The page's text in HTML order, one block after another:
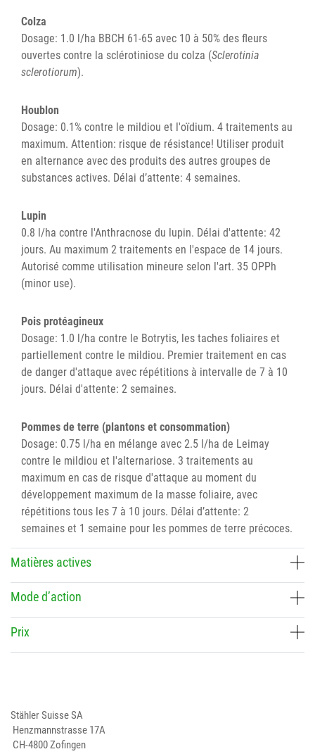
Colza
Dosage: 1.0 l/ha BBCH 61-65 avec 10 à 50% des fleurs
ouvertes contre la sclérotiniose du colza (Sclerotinia
sclerotiorum).
Houblon
Dosage: 0.1% contre le mildiou et l'oïdium. 4 traitements au
maximum. Attention: risque de résistance! Utiliser produit
en alternance avec des produits des autres groupes de
substances actives. Délai d’attente: 4 semaines.
Lupin
0.8 l/ha contre l'Anthracnose du lupin. Délai d'attente: 42
jours. Au maximum 2 traitements en l'espace de 14 jours.
Autorisé comme utilisation mineure selon l'art. 35 OPPh
(minor use).
Pois protéagineux
Dosage: 1.0 l/ha contre le Botrytis, les taches foliaires et
partiellement contre le mildiou. Premier traitement en cas
de danger d'attaque avec répétitions à intervalle de 7 à 10
jours. Délai d'attente: 2 semaines.
Pommes de terre (plantons et consommation)
Dosage: 0.75 l/ha en mélange avec 2.5 l/ha de Leimay
contre le mildiou et l'alternariose. 3 traitements au
maximum en cas de risque d'attaque au moment du
développement maximum de la masse foliaire, avec
répétitions tous les 7 à 10 jours. Délai d’attente: 2
semaines et 1 semaine pour les pommes de terre précoces.
Matières actives
Mode d’action
Prix
Stähler Suisse SA
Henzmannstrasse 17A
CH-4800 Zofingen